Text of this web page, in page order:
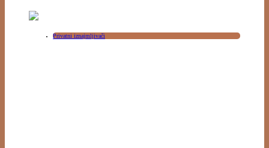
Privatni iznajmljivači